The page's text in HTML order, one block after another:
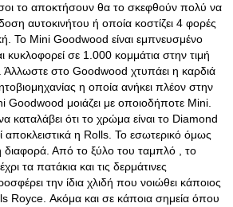
το αποκτήσουν θα το σκεφθούν πολύ να
αυτοκινήτου ή οποία κοστίζει 4 φορές
Το Mini Goodwood είναι εμπνευσμένο
σε 1.000 κομμάτια στην τιμή
στο Goodwood χτυπάει η καρδιά
η οποία ανήκει πλέον στην
Goodwood μοιάζει με οποιοδήποτε Mini.
καταλάβει ότι το χρώμα είναι το Diamond
αποκλειστικά η Rolls. Το εσωτερικό όμως
διαφορά. Από το ξύλο του ταμπλό , το
τα πατάκια και τις δερμάτινες
την ίδια χλιδή που νοιώθει κάποιος
Royce. Ακόμα και σε κάποια σημεία όπου